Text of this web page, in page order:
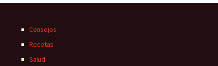
Consejos
Recetas
Salud